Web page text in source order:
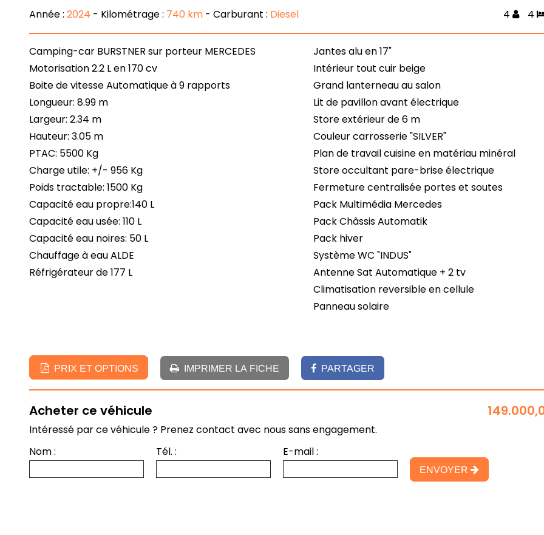
Année : 2024 - Kilométrage : 740 km - Carburant : Diesel 4 4
Camping-car BURSTNER sur porteur MERCEDES
Motorisation 2.2 L en 170 cv
Boite de vitesse Automatique à 9 rapports
Longueur: 8.99 m
Largeur: 2.34 m
Hauteur: 3.05 m
PTAC: 5500 Kg
Charge utile: +/- 956 Kg
Poids tractable: 1500 Kg
Capacité eau propre:140 L
Capacité eau usée: 110 L
Capacité eau noires: 50 L
Chauffage à eau ALDE
Réfrigérateur de 177 L
Jantes alu en 17"
Intérieur tout cuir beige
Grand lanterneau au salon
Lit de pavillon avant électrique
Store extérieur de 6 m
Couleur carrosserie "SILVER"
Plan de travail cuisine en matériau minéral
Store occultant pare-brise électrique
Fermeture centralisée portes et soutes
Pack Multimédia Mercedes
Pack Châssis Automatik
Pack hiver
Système WC "INDUS"
Antenne Sat Automatique + 2 tv
Climatisation reversible en cellule
Panneau solaire
PRIX ET OPTIONS IMPRIMER LA FICHE PARTAGER
Acheter ce véhicule
Intéressé par ce véhicule ? Prenez contact avec nous sans engagement.
Nom :
Tél. : E-mail :
ENVOYER